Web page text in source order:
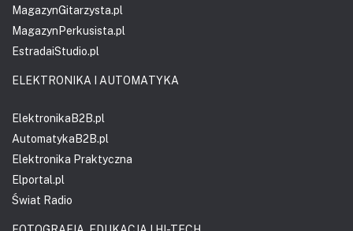
MagazynGitarzysta.pl
MagazynPerkusista.pl
EstradaiStudio.pl
ELEKTRONIKA I AUTOMATYKA
ElektronikaB2B.pl
AutomatykaB2B.pl
Elektronika Praktyczna
Elportal.pl
Świat Radio